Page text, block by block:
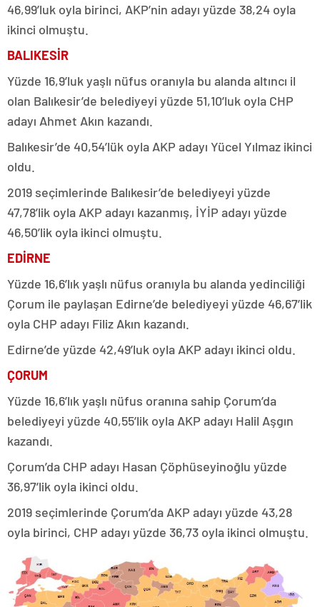
46,99’luk oyla birinci, AKP’nin adayı yüzde 38,24 oyla
ikinci olmuştu.
BALIKESİR
Yüzde 16,9’luk yaşlı nüfus oranıyla bu alanda altıncı il
olan Balıkesir’de belediyeyi yüzde 51,10’luk oyla CHP
adayı Ahmet Akın kazandı.
Balıkesir’de 40,54’lük oyla AKP adayı Yücel Yılmaz ikinci
oldu.
2019 seçimlerinde Balıkesir’de belediyeyi yüzde
47,78’lik oyla AKP adayı kazanmış, İYİP adayı yüzde
46,50’lik oyla ikinci olmuştu.
EDİRNE
Yüzde 16,6’lık yaşlı nüfus oranıyla bu alanda yedinciliği
Çorum ile paylaşan Edirne’de belediyeyi yüzde 46,67’lik
oyla CHP adayı Filiz Akın kazandı.
Edirne’de yüzde 42,49’luk oyla AKP adayı ikinci oldu.
ÇORUM
Yüzde 16,6’lık yaşlı nüfus oranına sahip Çorum’da
belediyeyi yüzde 40,55’lik oyla AKP adayı Halil Aşgın
kazandı.
Çorum’da CHP adayı Hasan Çöphüseyinoğlu yüzde
36,97’lik oyla ikinci oldu.
2019 seçimlerinde Çorum’da AKP adayı yüzde 43,28
oyla birinci, CHP adayı yüzde 36,73 oyla ikinci olmuştu.